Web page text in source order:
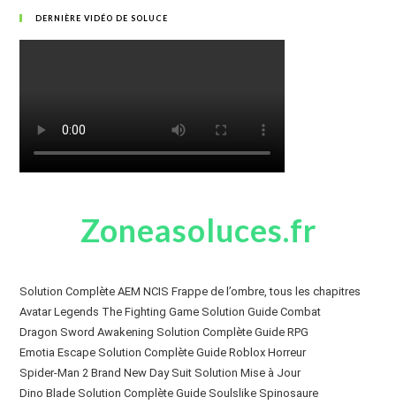
DERNIÈRE VIDÉO DE SOLUCE
Zoneasoluces.fr
Solution Complète AEM NCIS Frappe de l’ombre, tous les chapitres
Avatar Legends The Fighting Game Solution Guide Combat
Dragon Sword Awakening Solution Complète Guide RPG
Emotia Escape Solution Complète Guide Roblox Horreur
Spider-Man 2 Brand New Day Suit Solution Mise à Jour
Dino Blade Solution Complète Guide Soulslike Spinosaure